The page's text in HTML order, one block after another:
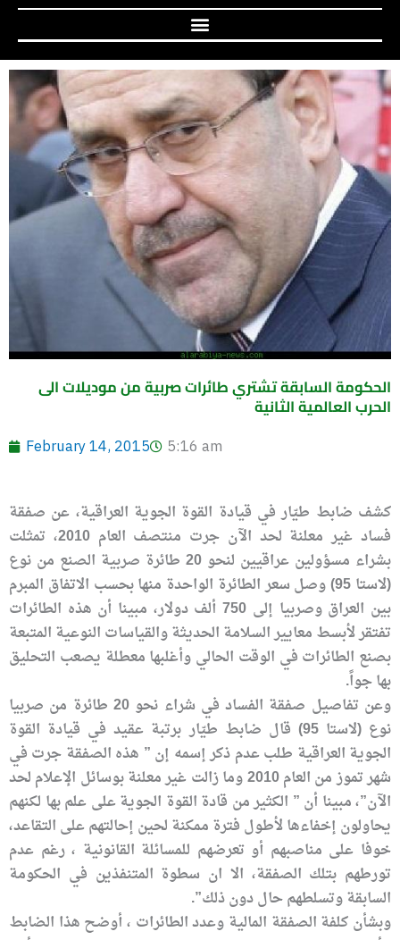
الحكومة السابقة تشتري طائرات صربية من موديلات الى
الحرب العالمية الثانية
February 14, 2015 5:16 am
كشف ضابط طيّار في قيادة القوة الجوية العراقية، عن صفقة
فساد غير معلنة لحد الآن جرت منتصف العام 2010، تمثلت
بشراء مسؤولين عراقيين لنحو 20 طائرة صربية الصنع من نوع
(لاستا 95) وصل سعر الطائرة الواحدة منها بحسب الاتفاق المبرم
بين العراق وصربيا إلى 750 ألف دولار، مبينا أن هذه الطائرات
تفتقر لأبسط معايير السلامة الحديثة والقياسات النوعية المتبعة
بصنع الطائرات في الوقت الحالي وأغلبها معطلة يصعب التحليق
بها جواً.
وعن تفاصيل صفقة الفساد في شراء نحو 20 طائرة من صربيا
نوع (لاستا 95) قال ضابط طيّار برتبة عقيد في قيادة القوة
الجوية العراقية طلب عدم ذكر إسمه إن ” هذه الصفقة جرت في
شهر تموز من العام 2010 وما زالت غير معلنة بوسائل الإعلام لحد
الآن”، مبينا أن ” الكثير من قادة القوة الجوية على علم بها لكنهم
يحاولون إخفاءها لأطول فترة ممكنة لحين إحالتهم على التقاعد،
خوفا على مناصبهم أو تعرضهم للمسائلة القانونية ، رغم عدم
تورطهم بتلك الصفقة، الا ان سطوة المتنفذين في الحكومة
السابقة وتسلطهم حال دون ذلك”.
وبشأن كلفة الصفقة المالية وعدد الطائرات ، أوضح هذا الضابط